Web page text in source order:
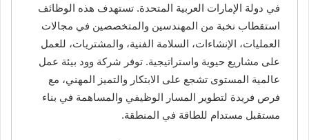
في دولة الإمارات العربية المتحدة. تستهدف هذه الوظائف
استقطاب نخبة من المهندسين والمتخصصين في مجالات
العمليات، الإنشاءات، السلامة الفنية، والمشتريات، للعمل
على مشاريع حيوية واستراتيجية. توفر شركة وود بيئة عمل
عالمية المستوى تشجع على الابتكار والتميز المهني، مع
فرص فريدة لتطوير المسار الوظيفي والمساهمة في بناء
مستقبل مستدام للطاقة في المنطقة.